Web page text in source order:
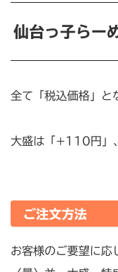
仙台っ子らー
全て「税込価格」と
大盛は「+110円」
ご注文方法
お客様のご要望に応